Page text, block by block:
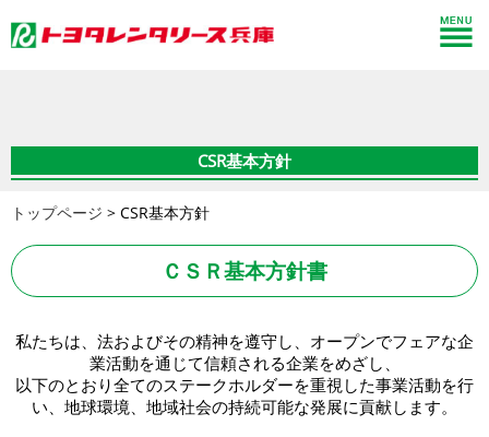
CSR基本方針
トップページ > CSR基本方針
ＣＳＲ基本方針書
私たちは、法およびその精神を遵守し、オープンでフェアな企
業活動を通じて信頼される企業をめざし、
以下のとおり全てのステークホルダーを重視した事業活動を行
い、地球環境、地域社会の持続可能な発展に貢献します。